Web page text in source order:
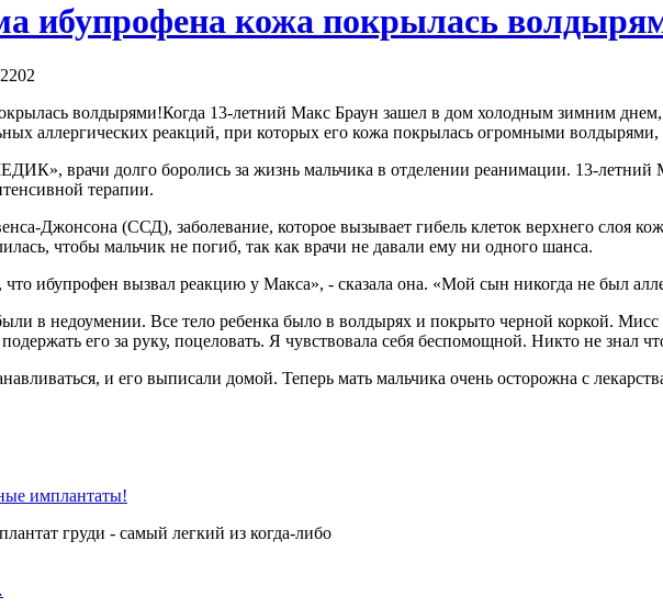
ибупрофена кожа покрылась
Когда 13-летний Макс Браун зашел в дом холодным зимним
аллергических реакций, при которых его кожа покрылась огромными волдырями,
врачи долго боролись за жизнь мальчика в отделении реанимации. 13-летний
терапии.
Джонсона (ССД), заболевание, которое вызывает гибель клеток верхнего слоя
чтобы мальчик не погиб, так как врачи не давали ему ни одного шанса.
ибупрофен вызвал реакцию у Макса», - сказала она. «Мой сын никогда не был
в недоумении. Все тело ребенка было в волдырях и покрыто черной коркой.
его за руку, поцеловать. Я чувствовала себя беспомощной. Никто не знал
и его выписали домой. Теперь мать мальчика очень осторожна с
груди - самый легкий из когда-либо